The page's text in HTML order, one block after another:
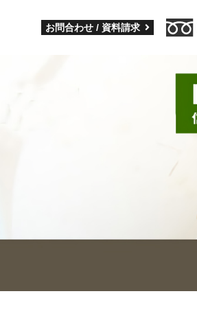
お問合わせ / 資料請求